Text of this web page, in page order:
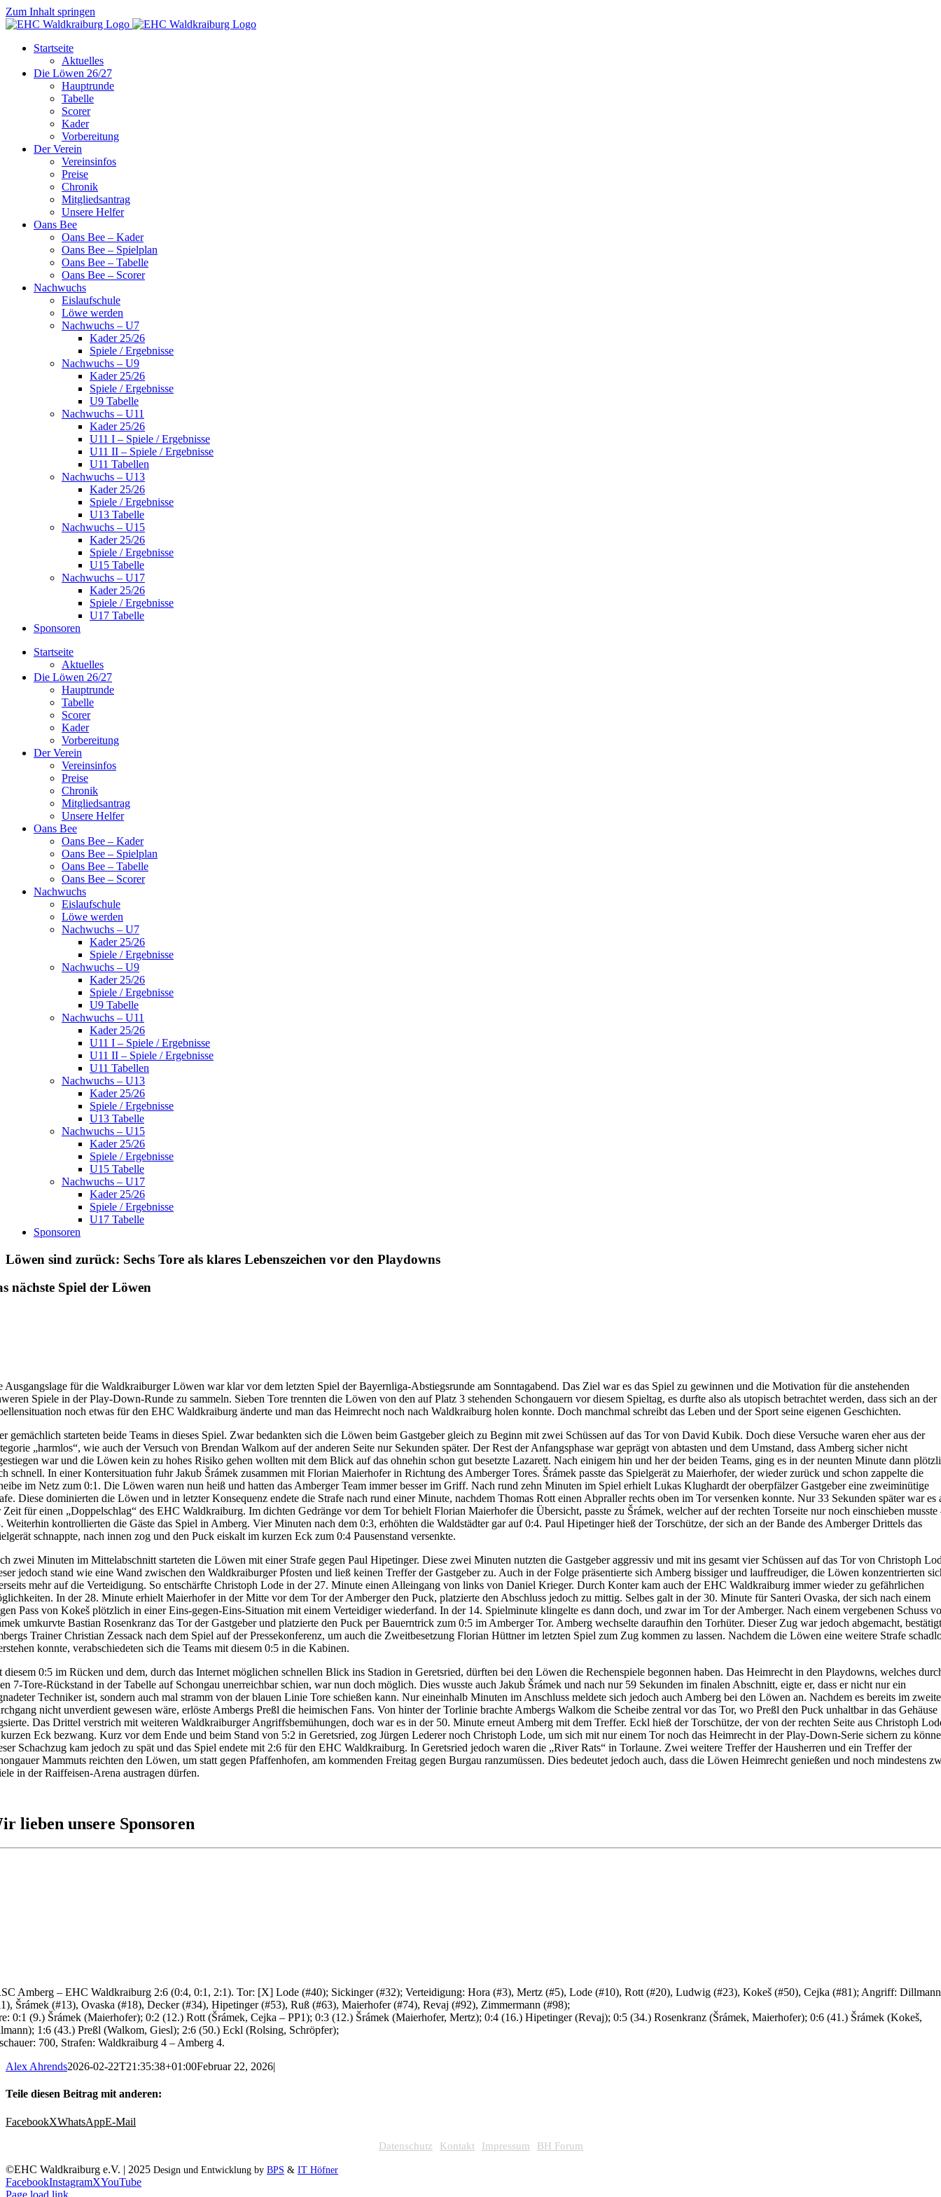
Zum Inhalt springen
Startseite
Aktuelles
Die Löwen 26/27
Hauptrunde
Tabelle
Scorer
Kader
Vorbereitung
Der Verein
Vereinsinfos
Preise
Chronik
Mitgliedsantrag
Unsere Helfer
Oans Bee
Oans Bee – Kader
Oans Bee – Spielplan
Oans Bee – Tabelle
Oans Bee – Scorer
Nachwuchs
Eislaufschule
Löwe werden
Nachwuchs – U7
Kader 25/26
Spiele / Ergebnisse
Nachwuchs – U9
Kader 25/26
Spiele / Ergebnisse
U9 Tabelle
Nachwuchs – U11
Kader 25/26
U11 I – Spiele / Ergebnisse
U11 II – Spiele / Ergebnisse
U11 Tabellen
Nachwuchs – U13
Kader 25/26
Spiele / Ergebnisse
U13 Tabelle
Nachwuchs – U15
Kader 25/26
Spiele / Ergebnisse
U15 Tabelle
Nachwuchs – U17
Kader 25/26
Spiele / Ergebnisse
U17 Tabelle
Sponsoren
Startseite
Aktuelles
Die Löwen 26/27
Hauptrunde
Tabelle
Scorer
Kader
Vorbereitung
Der Verein
Vereinsinfos
Preise
Chronik
Mitgliedsantrag
Unsere Helfer
Oans Bee
Oans Bee – Kader
Oans Bee – Spielplan
Oans Bee – Tabelle
Oans Bee – Scorer
Nachwuchs
Eislaufschule
Löwe werden
Nachwuchs – U7
Kader 25/26
Spiele / Ergebnisse
Nachwuchs – U9
Kader 25/26
Spiele / Ergebnisse
U9 Tabelle
Nachwuchs – U11
Kader 25/26
U11 I – Spiele / Ergebnisse
U11 II – Spiele / Ergebnisse
U11 Tabellen
Nachwuchs – U13
Kader 25/26
Spiele / Ergebnisse
U13 Tabelle
Nachwuchs – U15
Kader 25/26
Spiele / Ergebnisse
U15 Tabelle
Nachwuchs – U17
Kader 25/26
Spiele / Ergebnisse
U17 Tabelle
Sponsoren
Löwen sind zurück: Sechs Tore als klares Lebenszeichen vor den Playdowns
nächste Spiel der Löwen
Ausgangslage für die Waldkraiburger Löwen war klar vor dem letzten Spiel der Bayernliga-Abstiegsrunde am Sonntagabend. Das Ziel war es das Spiel zu gewinnen und die Motivation für die anstehenden
Spiele in der Play-Down-Runde zu sammeln. Sieben Tore trennten die Löwen von den auf Platz 3 stehenden Schongauern vor diesem Spieltag, es durfte also als utopisch betrachtet werden, dass sich an der
noch etwas für den EHC Waldkraiburg änderte und man das Heimrecht noch nach Waldkraiburg holen konnte. Doch manchmal schreibt das Leben und der Sport seine eigenen Geschichten.
gemächlich starteten beide Teams in dieses Spiel. Zwar bedankten sich die Löwen beim Gastgeber gleich zu Beginn mit zwei Schüssen auf das Tor von David Kubik. Doch diese Versuche waren eher aus der
„harmlos“, wie auch der Versuch von Brendan Walkom auf der anderen Seite nur Sekunden später. Der Rest der Anfangsphase war geprägt von abtasten und dem Umstand, dass Amberg sicher nicht
war und die Löwen kein zu hohes Risiko gehen wollten mit dem Blick auf das ohnehin schon gut besetzte Lazarett. Nach einigem hin und her der beiden Teams, ging es in der neunten Minute dann
schnell. In einer Kontersituation fuhr Jakub Šrámek zusammen mit Florian Maierhofer in Richtung des Amberger Tores. Šrámek passte das Spielgerät zu Maierhofer, der wieder zurück und schon zappelte die
im Netz zum 0:1. Die Löwen waren nun heiß und hatten das Amberger Team immer besser im Griff. Nach rund zehn Minuten im Spiel erhielt Lukas Klughardt der oberpfälzer Gastgeber eine zweiminütige
Diese dominierten die Löwen und in letzter Konsequenz endete die Strafe nach rund einer Minute, nachdem Thomas Rott einen Abpraller rechts oben im Tor versenken konnte. Nur 33 Sekunden später war es
Zeit für einen „Doppelschlag“ des EHC Waldkraiburg. Im dichten Gedränge vor dem Tor behielt Florian Maierhofer die Übersicht, passte zu Šrámek, welcher auf der rechten Torseite nur noch einschieben musste
Weiterhin kontrollierten die Gäste das Spiel in Amberg. Vier Minuten nach dem 0:3, erhöhten die Waldstädter gar auf 0:4. Paul Hipetinger hieß der Torschütze, der sich an der Bande des Amberger Drittels das
schnappte, nach innen zog und den Puck eiskalt im kurzen Eck zum 0:4 Pausenstand versenkte.
zwei Minuten im Mittelabschnitt starteten die Löwen mit einer Strafe gegen Paul Hipetinger. Diese zwei Minuten nutzten die Gastgeber aggressiv und mit ins gesamt vier Schüssen auf das Tor von Christoph
jedoch stand wie eine Wand zwischen den Waldkraiburger Pfosten und ließ keinen Treffer der Gastgeber zu. Auch in der Folge präsentierte sich Amberg bissiger und lauffreudiger, die Löwen konzentrierten
mehr auf die Verteidigung. So entschärfte Christoph Lode in der 27. Minute einen Alleingang von links von Daniel Krieger. Durch Konter kam auch der EHC Waldkraiburg immer wieder zu gefährlichen
In der 28. Minute erhielt Maierhofer in der Mitte vor dem Tor der Amberger den Puck, platzierte den Abschluss jedoch zu mittig. Selbes galt in der 30. Minute für Santeri Ovaska, der sich nach einem
Pass von Kokeš plötzlich in einer Eins-gegen-Eins-Situation mit einem Verteidiger wiederfand. In der 14. Spielminute klingelte es dann doch, und zwar im Tor der Amberger. Nach einem vergebenen Schuss
umkurvte Bastian Rosenkranz das Tor der Gastgeber und platzierte den Puck per Bauerntrick zum 0:5 im Amberger Tor. Amberg wechselte daraufhin den Torhüter. Dieser Zug war jedoch abgemacht,
Trainer Christian Zessack nach dem Spiel auf der Pressekonferenz, um auch die Zweitbesetzung Florian Hüttner im letzten Spiel zum Zug kommen zu lassen. Nachdem die Löwen eine weitere Strafe
konnte, verabschiedeten sich die Teams mit diesem 0:5 in die Kabinen.
diesem 0:5 im Rücken und dem, durch das Internet möglichen schnellen Blick ins Stadion in Geretsried, dürften bei den Löwen die Rechenspiele begonnen haben. Das Heimrecht in den Playdowns, welches
7-Tore-Rückstand in der Tabelle auf Schongau unerreichbar schien, war nun doch möglich. Dies wusste auch Jakub Šrámek und nach nur 59 Sekunden im finalen Abschnitt, eigte er, dass er nicht nur ein
Techniker ist, sondern auch mal stramm von der blauen Linie Tore schießen kann. Nur eineinhalb Minuten im Anschluss meldete sich jedoch auch Amberg bei den Löwen an. Nachdem es bereits im
nicht unverdient gewesen wäre, erlöste Ambergs Preßl die heimischen Fans. Von hinter der Torlinie brachte Ambergs Walkom die Scheibe zentral vor das Tor, wo Preßl den Puck unhaltbar in das Gehäuse
Das Drittel verstrich mit weiteren Waldkraiburger Angriffsbemühungen, doch war es in der 50. Minute erneut Amberg mit dem Treffer. Eckl hieß der Torschütze, der von der rechten Seite aus Christoph
Eck bezwang. Kurz vor dem Ende und beim Stand von 5:2 in Geretsried, zog Jürgen Lederer noch Christoph Lode, um sich mit nur einem Tor noch das Heimrecht in der Play-Down-Serie sichern zu
Schachzug kam jedoch zu spät und das Spiel endete mit 2:6 für den EHC Waldkraiburg. In Geretsried jedoch waren die „River Rats“ in Torlaune. Zwei weitere Treffer der Hausherren und ein Treffer der
Mammuts reichten den Löwen, um statt gegen Pfaffenhofen, am kommenden Freitag gegen Burgau ranzumüssen. Dies bedeutet jedoch auch, dass die Löwen Heimrecht genießen und noch mindestens
in der Raiffeisen-Arena austragen dürfen.
lieben unsere Sponsoren
Amberg – EHC Waldkraiburg 2:6 (0:4, 0:1, 2:1). Tor: [X] Lode (#40); Sickinger (#32); Verteidigung: Hora (#3), Mertz (#5), Lode (#10), Rott (#20), Ludwig (#23), Kokeš (#50), Cejka (#81); Angriff: Dillmann
Šrámek (#13), Ovaska (#18), Decker (#34), Hipetinger (#53), Ruß (#63), Maierhofer (#74), Revaj (#92), Zimmermann (#98);
0:1 (9.) Šrámek (Maierhofer); 0:2 (12.) Rott (Šrámek, Cejka – PP1); 0:3 (12.) Šrámek (Maierhofer, Mertz); 0:4 (16.) Hipetinger (Revaj); 0:5 (34.) Rosenkranz (Šrámek, Maierhofer); 0:6 (41.) Šrámek (Kokeš,
1:6 (43.) Preßl (Walkom, Giesl); 2:6 (50.) Eckl (Rolsing, Schröpfer);
700, Strafen: Waldkraiburg 4 – Amberg 4.
Alex Ahrends2026-02-22T21:35:38+01:00Februar 22, 2026|
Teile diesen Beitrag mit anderen:
FacebookXWhatsAppE-Mail
Datenschutz Kontakt Impressum BH Forum
©EHC Waldkraiburg e.V. | 2025 Design und Entwicklung by BPS & IT Höfner
FacebookInstagramXYouTube
Page load link